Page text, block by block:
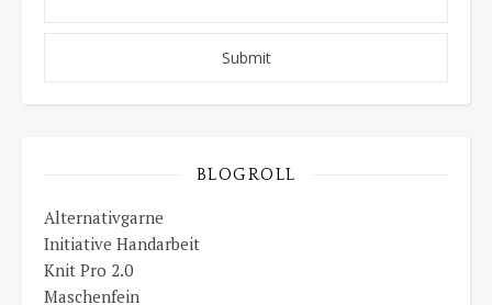
BLOGROLL
Alternativgarne
Initiative Handarbeit
Knit Pro 2.0
Maschenfein